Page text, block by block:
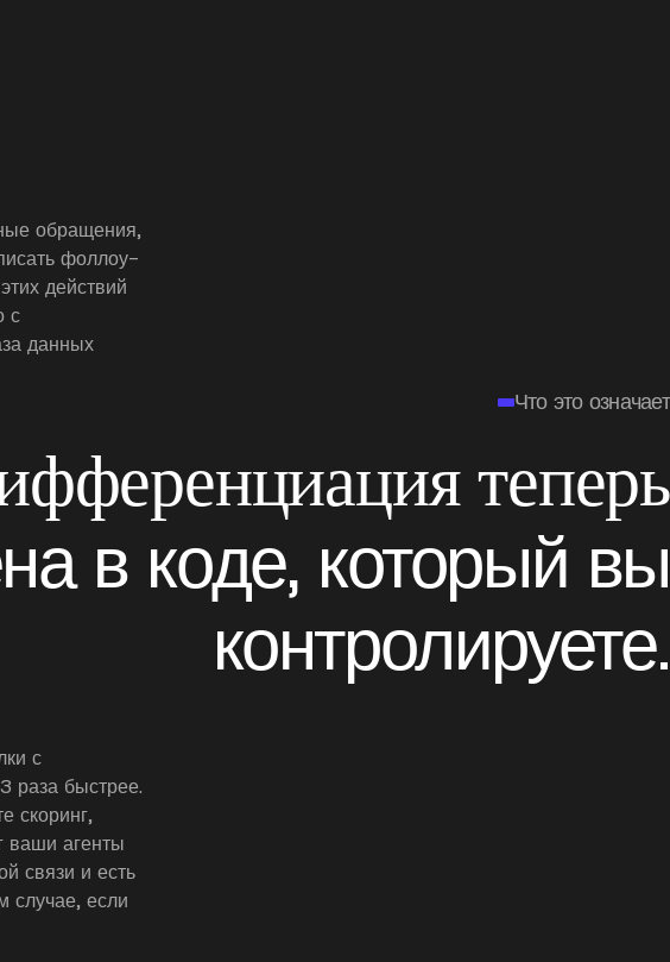
обращения,
фоллоу-
действий
с
данных
Что это означает
теперь
в коде, который вы
контролируете.
с
раза быстрее.
скоринг,
ваши агенты
связи и есть
случае, если